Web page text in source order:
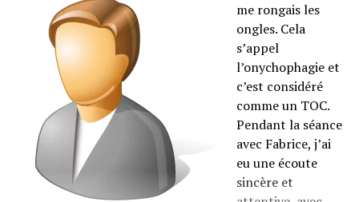
me rongais les
ongles. Cela
s’appel
l’onychophagie et
c’est considéré
comme un TOC.
Pendant la séance
avec Fabrice, j’ai
eu une écoute
sincère et